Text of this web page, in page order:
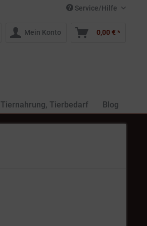
Service/Hilfe
Mein Konto 0,00 € *
Tiernahrung, Tierbedarf Blog